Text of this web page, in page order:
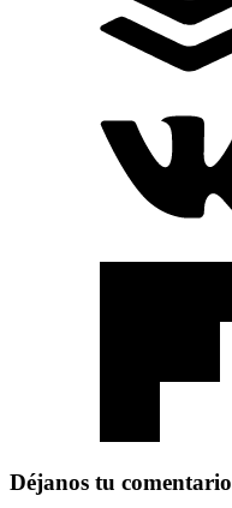
Déjanos tu comentario